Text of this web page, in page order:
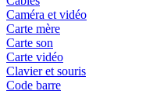
Caméra et vidéo
Carte mère
Carte son
Carte vidéo
Clavier et souris
Code barre